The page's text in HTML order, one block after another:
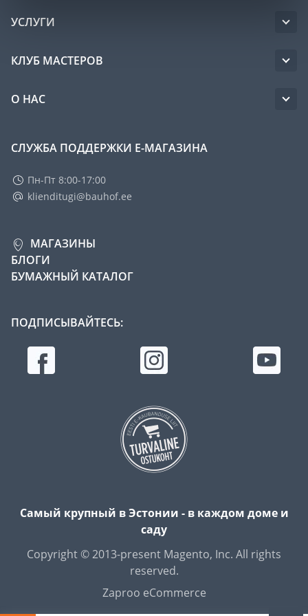
УСЛУГИ
КЛУБ МАСТЕРОВ
О НАС
СЛУЖБА ПОДДЕРЖКИ Е-МАГАЗИНА
Пн-Пт 8:00-17:00
klienditugi@bauhof.ee
МАГАЗИНЫ
БЛОГИ
БУМАЖНЫЙ КАТАЛОГ
ПОДПИСЫВАЙТЕСЬ:
Самый крупный в Эстонии - в каждом доме и
саду
Copyright © 2013-present Magento, Inc. All rights
reserved.
Zaproo eCommerce